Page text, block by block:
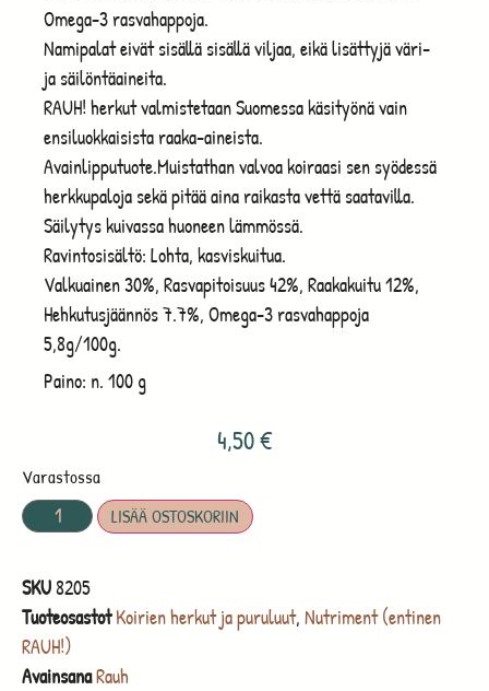
Omega-3 rasvahappoja.
Namipalat eivät sisällä sisällä viljaa, eikä lisättyjä väri-
ja säilöntäaineita.
RAUH! herkut valmistetaan Suomessa käsityönä vain
ensiluokkaisista raaka-aineista.
Avainlipputuote.Muistathan valvoa koiraasi sen syödessä
herkkupaloja sekä pitää aina raikasta vettä saatavilla.
Säilytys kuivassa huoneen lämmössä.
Ravintosisältö: Lohta, kasviskuitua.
Valkuainen 30%, Rasvapitoisuus 42%, Raakakuitu 12%,
Hehkutusjäännös 7.7%, Omega-3 rasvahappoja
5,8g/100g.
Paino: n. 100 g
4,50€
Varastossa
LISÄÄ OSTOSKORIIN
SKU8205
Tuoteosastot Koirien herkut ja puruluut, Nutriment (entinen
RAUH!)
AvainsanaRauh